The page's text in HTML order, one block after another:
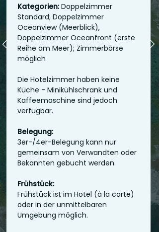
Kategorien:Doppelzimmer
Standard; Doppelzimmer
Oceanview (Meerblick),
Doppelzimmer Oceanfront (erste
Reihe am Meer); Zimmerbörse
möglich
Die Hotelzimmer haben keine
Küche - Minikühlschrank und
Kaffeemaschine sind jedoch
verfügbar.
Belegung:
3er-/4er-Belegung kann nur
gemeinsam von Verwandten oder
Bekannten gebucht werden.
Frühstück:
Frühstück ist im Hotel (à la carte)
oder in der unmittelbaren
Umgebung möglich.